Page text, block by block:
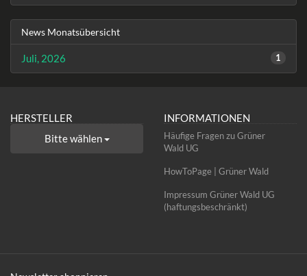
News Monatsübersicht
Juli, 2026 1
HERSTELLER
Bitte wählen
INFORMATIONEN
Häufige Fragen zu Grüner
Wald UG
HowToPage | Grüner Wald
Impressum Grüner Wald UG
(haftungsbeschränkt)